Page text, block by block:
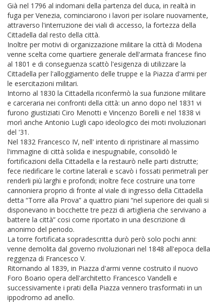
Già nel 1796 al indomani della partenza del duca, in realtà in
fuga per Venezia, cominciarono i lavori per isolare nuovamente,
attraverso l'interruzione dei viali di accesso, la fortezza della
Cittadella dal resto della città.
Inoltre per motivi di organizzazione militare la città di Modena
venne scelta come quartiere generale dell'armata francese fino
al 1801 e di conseguenza scattò l'esigenza di utilizzare la
Cittadella per l'alloggiamento delle truppe e la Piazza d'armi per
le esercitazioni militari.
Intorno al 1830 la Cittadella riconfermò la sua funzione militare
e carceraria nei confronti della città: un anno dopo nel 1831 vi
furono giustiziati Ciro Menotti e Vincenzo Borelli e nel 1838 vi
morì anche Antonio Lugli capo ideologico dei moti rivoluzionari
del '31.
Nel 1832 Francesco IV, nell' intento di ripristinare al massimo
l'immagine di città solida e inespugnabile, consolidò le
fortificazioni della Cittadella e la restaurò nelle parti distrutte;
fece riedificare le cortine laterali e scavò i fossati perimetrali per
renderli più larghi e profondi; inoltre fece costruire una torre
cannoniera proprio di fronte al viale di ingresso della Cittadella
detta “Torre alla Prova” a quattro piani “nel superiore dei quali si
disponevano in bocchette tre pezzi di artiglieria che servivano a
battere la città” cosi come riportato in una descrizione di
anonimo del periodo.
La torre fortificata sopradescritta durò però solo pochi anni:
venne demolita dal governo rivoluzionari nel 1848 all'epoca della
reggenza di Francesco V.
Ritornando al 1839, in Piazza d'armi venne costruito il nuovo
Foro Boario opera dell'architetto Francesco Vandelli e
successivamente i prati della Piazza vennero trasformati in un
ippodromo ad anello.